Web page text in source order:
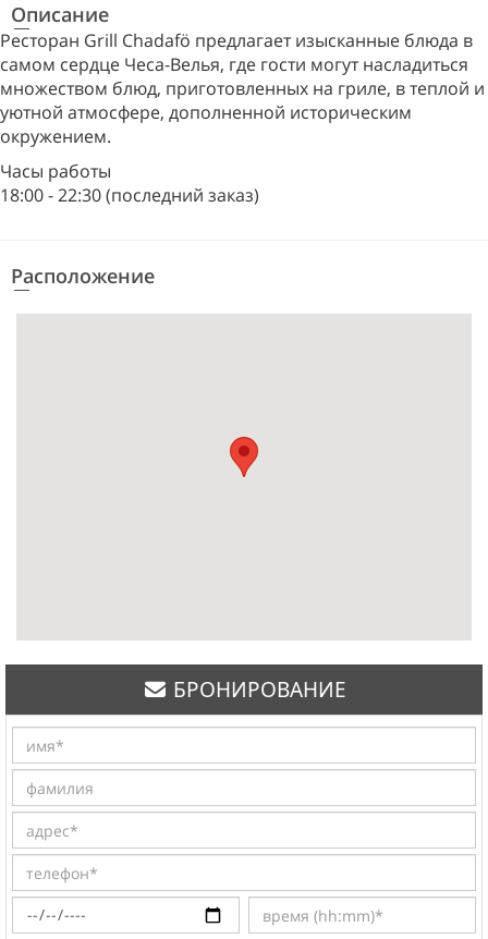
Описание
Ресторан Grill Chadafö предлагает изысканные блюда в
самом сердце Чеса-Велья, где гости могут насладиться
множеством блюд, приготовленных на гриле, в теплой и
уютной атмосфере, дополненной историческим
окружением.
Часы работы
18:00 - 22:30 (последний заказ)
Расположение
БРОНИРОВАНИЕ